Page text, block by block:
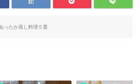
ったか蒸し料理５選